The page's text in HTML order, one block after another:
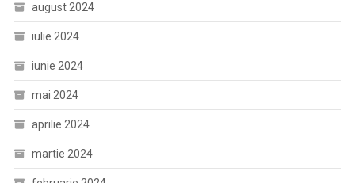
august 2024
iulie 2024
iunie 2024
mai 2024
aprilie 2024
martie 2024